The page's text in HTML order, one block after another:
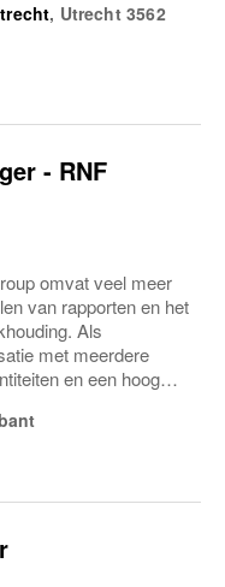
Store Manager
, Utrecht 3562
- RNF
omvat veel meer
van rapporten en het
Als
met meerdere
en een hoog
rol in het